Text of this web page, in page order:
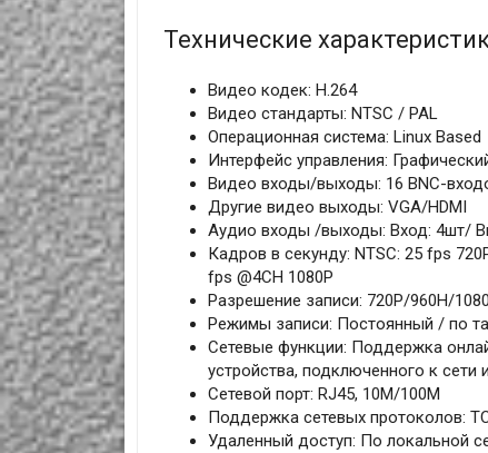
Технические
Видео кодек: H.264
Видео стандарты: NTSC / PAL
Операционная система: Linux Based
Интерфейс управления:
Видео входы/выходы: 16 BNC-
Другие видео выходы: VGA/HDMI
Аудио входы /выходы: Вход: 4шт/
Кадров в секунду: NTSC: 25 fps
fps @4CH 1080P
Разрешение записи: 720P/960H/
Режимы записи: Постоянный / по
Сетевые функции: Поддержка
устройства, подключенного к сети
Сетевой порт: RJ45, 10M/100M
Поддержка сетевых протоколов:
Удаленный доступ: По локальной